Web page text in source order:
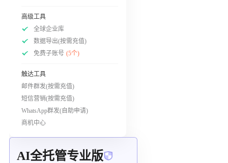
高级工具
全球企业库
数据导出(按需充值)
免费子账号 (5个)
触达工具
邮件群发(按需充值)
短信营销(按需充值)
WhatsApp群发(自助申请)
商机中心
AI全托管专业版